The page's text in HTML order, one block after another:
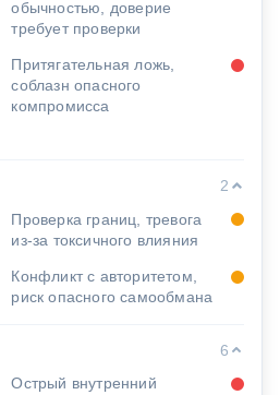
обычностью, доверие
требует проверки
Притягательная ложь,
соблазн опасного
компромисса
2
Проверка границ, тревога
из-за токсичного влияния
Конфликт с авторитетом,
риск опасного самообмана
6
Острый внутренний